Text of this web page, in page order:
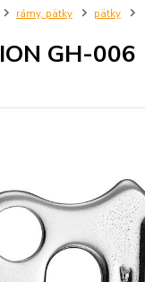
rámy, pätky pätky
GH-006